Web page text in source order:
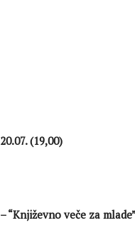
20.07. (19,00)
– “Književno veče za mlade”